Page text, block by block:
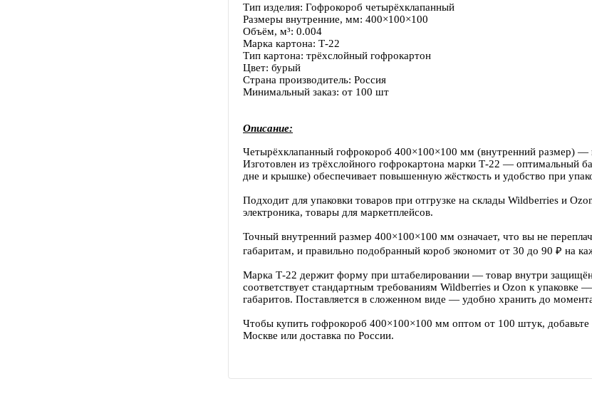
Тип изделия: Гофрокороб четырёхклапанный
Размеры внутренние, мм: 400×100×100
Объём, м³: 0.004
Марка картона: Т-22
Тип картона: трёхслойный гофрокартон
Цвет: бурый
Страна производитель: Россия
Минимальный заказ: от 100 шт
Описание:
Четырёхклапанный гофрокороб 400×100×100 мм (внутренний размер) —
Изготовлен из трёхслойного гофрокартона марки Т-22 — оптимальный
дне и крышке) обеспечивает повышенную жёсткость и удобство при
Подходит для упаковки товаров при отгрузке на склады Wildberries и
электроника, товары для маркетплейсов.
Точный внутренний размер 400×100×100 мм означает, что вы не
габаритам, и правильно подобранный короб экономит от 30 до 90 ₽ на
Марка Т-22 держит форму при штабелировании — товар внутри
соответствует стандартным требованиям Wildberries и Ozon к упаковке
габаритов. Поставляется в сложенном виде — удобно хранить до
Чтобы купить гофрокороб 400×100×100 мм оптом от 100 штук,
Москве или доставка по России.